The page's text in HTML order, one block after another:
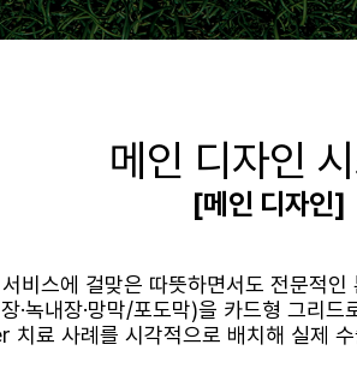
메인 디자인
[메인 디자인]
비스에 걸맞은 따뜻하면서도 전문적
·녹내장·망막/포도막)을 카드형 그리
료 사례를 시각적으로 배치해 실제 수